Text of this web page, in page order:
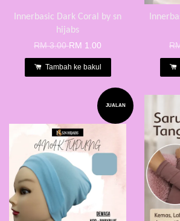
Innerbasic Dark Coral by sn
hijabs
RM 3.00RM 1.00
Tambah ke bakul
JUALAN